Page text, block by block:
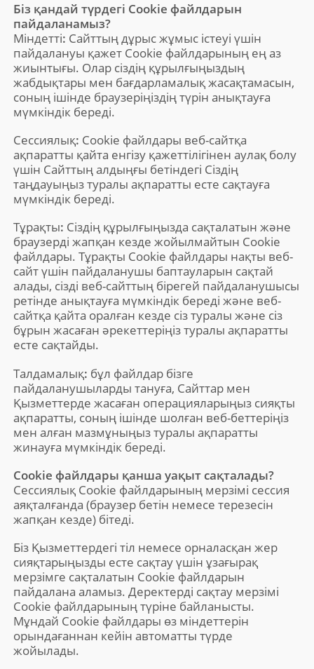
Біз қандай түрдегі Cookie файлдарын
пайдаланамыз?
Міндетті: Сайттың дұрыс жұмыс істеуі үшін
пайдалануы қажет Cookie файлдарының ең аз
жиынтығы. Олар сіздің құрылғыңыздың
жабдықтары мен бағдарламалық жасақтамасын,
соның ішінде браузеріңіздің түрін анықтауға
мүмкіндік береді.
Сессиялық: Cookie файлдары веб-сайтқа
ақпаратты қайта енгізу қажеттілігінен аулақ болу
үшін Сайттың алдыңғы бетіндегі Сіздің
таңдауыңыз туралы ақпаратты есте сақтауға
мүмкіндік береді.
Тұрақты: Сіздің құрылғыңызда сақталатын және
браузерді жапқан кезде жойылмайтын Cookie
файлдары. Тұрақты Cookie файлдары нақты веб-
сайт үшін пайдаланушы баптауларын сақтай
алады, сізді веб-сайттың бірегей пайдаланушысы
ретінде анықтауға мүмкіндік береді және веб-
сайтқа қайта оралған кезде сіз туралы және сіз
бұрын жасаған әрекеттеріңіз туралы ақпаратты
есте сақтайды.
Талдамалық: бұл файлдар бізге
пайдаланушыларды тануға, Сайттар мен
Қызметтерде жасаған операцияларыңыз сияқты
ақпаратты, соның ішінде шолған веб-беттеріңіз
мен алған мазмұныңыз туралы ақпаратты
жинауға мүмкіндік береді.
Cookie файлдары қанша уақыт сақталады?
Сессиялық Cookie файлдарының мерзімі сессия
аяқталғанда (браузер бетін немесе терезесін
жапқан кезде) бітеді.
Біз Қызметтердегі тіл немесе орналасқан жер
сияқтарыңызды есте сақтау үшін ұзағырақ
мерзімге сақталатын Cookie файлдарын
пайдалана аламыз. Деректерді сақтау мерзімі
Cookie файлдарының түріне байланысты.
Мұндай Cookie файлдары өз міндеттерін
орындағаннан кейін автоматты түрде
жойылады.